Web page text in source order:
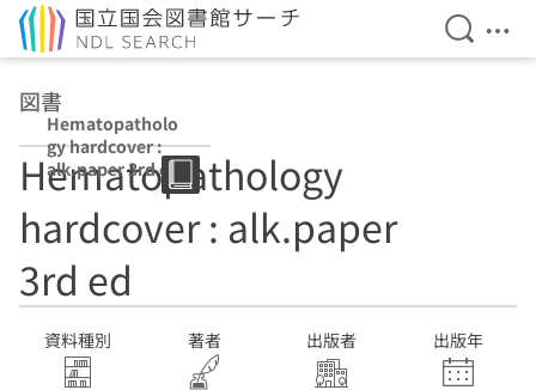
検索を
メ
図書
Hematopatholo
gy hardcover :
alk.paper 3rd ed
Hematopathology
hardcover : alk.paper
3rd ed
資料種別 著者 出版者 出版年